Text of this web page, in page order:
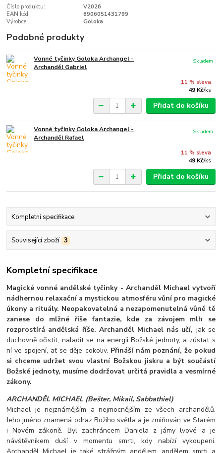
Číslo produktu:
V2026
EAN kód:
8906051431799
Výrobce:
Goloka
Podobné produkty
Vonné tyčinky Goloka Archangel -
Archanděl Gabriel
11 % sleva
49 Kč/ks
Skladem
Přidat do košíku
Vonné tyčinky Goloka Archangel -
Archanděl Rafael
11 % sleva
49 Kč/ks
Skladem
Přidat do košíku
Kompletní specifikace
Související zboží 3
Kompletní specifikace
Magické vonné andělské tyčinky - Archanděl Michael vytvoří
nádhernou relaxační a mystickou atmosféru vůní pro magické
úkony a rituály. Neopakovatelná a nezapomenutelná vůně tě
zanese do mlžné říše fantazie, kde za závojem mlh se
rozprostírá andělská říše. Archanděl Michael nás učí, jak se
duchovně očistit, naladit se na energii Božské jednoty, a zůstat s
ní ve spojení, ať se děje cokoliv. Přináší nám poznání, že pokud
si chceme udržet svou vlastní Božskou jiskru a být součástí
Božské jednoty, musíme dodržovat určitá pravidla a vesmírné
zákony.
ARCHANDĚL MICHAEL (Bešter, Mikail, Sabbathiel)
Michael je nejznámějším a nejmocnějším ze všech archandělů.
Jeho jméno znamená odraz Božího světla a je zmiňován ve Starém
i Novém zákoně. Byl zachráncem Daniela z jámy lvové a je
návštěvníkem duší v momentu smrti, kdy nabízí vykoupení.